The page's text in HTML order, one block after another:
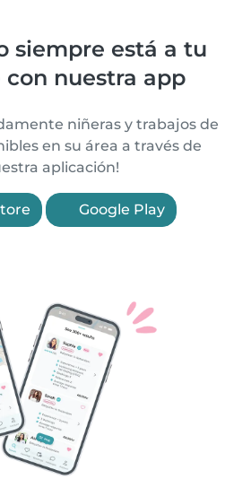
siempre está a tu
con nuestra app
niñeras y trabajos de
en su área a través de
aplicación!
Google Play